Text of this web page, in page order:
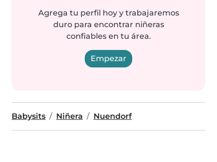
Agrega tu perfil hoy y trabajaremos
duro para encontrar niñeras
confiables en tu área.
Empezar
Babysits Niñera Nuendorf